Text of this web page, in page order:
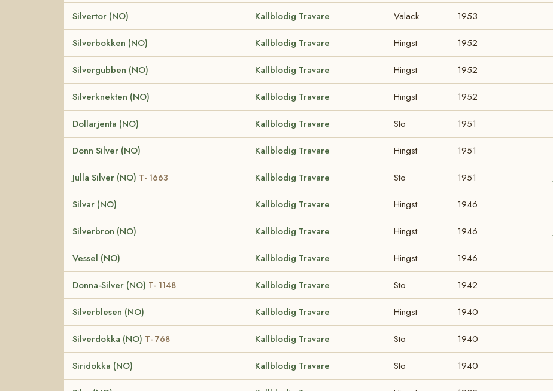
Silvertor (NO) Kallblodig Travare Valack 1953
Silverbokken (NO) Kallblodig Travare Hingst 1952
Silvergubben (NO) Kallblodig Travare Hingst 1952
Silverknekten (NO) Kallblodig Travare Hingst 1952
Dollarjenta (NO) Kallblodig Travare Sto 1951
Donn Silver (NO) Kallblodig Travare Hingst 1951
Julla Silver (NO) T- 1663 Kallblodig Travare Sto 1951
Silvar (NO) Kallblodig Travare Hingst 1946
Silverbron (NO) Kallblodig Travare Hingst 1946
Vessel (NO) Kallblodig Travare Hingst 1946
Donna-Silver (NO) T- 1148 Kallblodig Travare Sto 1942
Silverblesen (NO) Kallblodig Travare Hingst 1940
Silverdokka (NO) T- 768 Kallblodig Travare Sto 1940
Siridokka (NO) Kallblodig Travare Sto 1940